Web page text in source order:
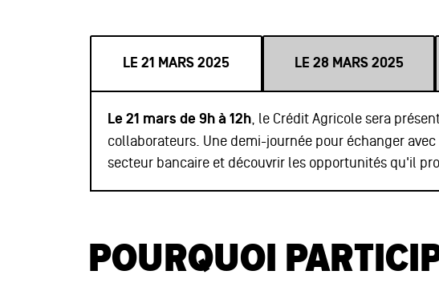
LE 21 MARS 2025 LE 28 MARS 2025
Le 21 mars de 9h à 12h, le Crédit Agricole sera
collaborateurs. Une demi-journée pour échanger
secteur bancaire et découvrir les opportunités qu'il
POURQUOI